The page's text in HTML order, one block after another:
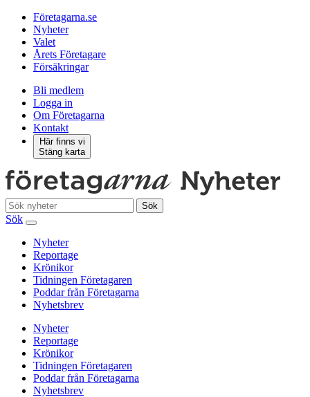
Företagarna.se
Nyheter
Valet
Årets Företagare
Försäkringar
Bli medlem
Logga in
Om Företagarna
Kontakt
Här finns vi
Stäng karta
Sök
Sök
Nyheter
Reportage
Krönikor
Tidningen Företagaren
Poddar från Företagarna
Nyhetsbrev
Nyheter
Reportage
Krönikor
Tidningen Företagaren
Poddar från Företagarna
Nyhetsbrev